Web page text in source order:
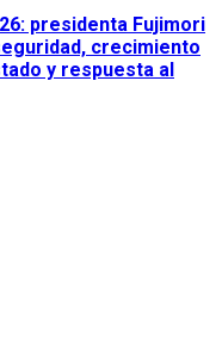
presidenta Fujimori
crecimiento
y respuesta al